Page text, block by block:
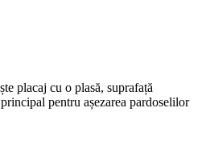
placaj cu o plasă, suprafață
pentru așezarea pardoselilor